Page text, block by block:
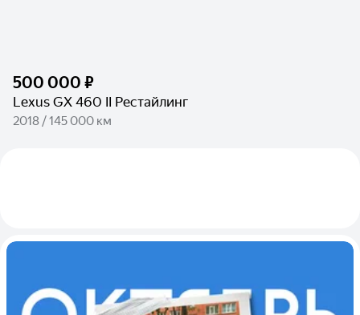
500 000 ₽
Lexus GX 460 II Рестайлинг
2018 / 145 000 км